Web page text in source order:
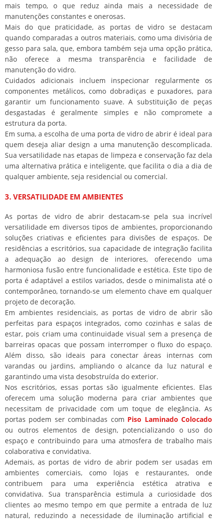
mais tempo, o que reduz ainda mais a necessidade de
manutenções constantes e onerosas.
Mais do que praticidade, as portas de vidro se destacam
quando comparadas a outros materiais, como uma divisória de
gesso para sala, que, embora também seja uma opção prática,
não oferece a mesma transparência e facilidade de
manutenção do vidro.
Cuidados adicionais incluem inspecionar regularmente os
componentes metálicos, como dobradiças e puxadores, para
garantir um funcionamento suave. A substituição de peças
desgastadas é geralmente simples e não compromete a
estrutura da porta.
Em suma, a escolha de uma porta de vidro de abrir é ideal para
quem deseja aliar design a uma manutenção descomplicada.
Sua versatilidade nas etapas de limpeza e conservação faz dela
uma alternativa prática e inteligente, que facilita o dia a dia de
qualquer ambiente, seja residencial ou comercial.
3. VERSATILIDADE EM AMBIENTES
As portas de vidro de abrir destacam-se pela sua incrível
versatilidade em diversos tipos de ambientes, proporcionando
soluções criativas e eficientes para divisões de espaços. De
residências a escritórios, sua capacidade de integração facilita
a adequação ao design de interiores, oferecendo uma
harmoniosa fusão entre funcionalidade e estética. Este tipo de
porta é adaptável a estilos variados, desde o minimalista até o
contemporâneo, tornando-se um elemento chave em qualquer
projeto de decoração.
Em ambientes residenciais, as portas de vidro de abrir são
perfeitas para espaços integrados, como cozinhas e salas de
estar, pois criam uma continuidade visual sem a presença de
barreiras opacas que possam interromper o fluxo do espaço.
Além disso, são ideais para conectar áreas internas com
varandas ou jardins, ampliando o alcance da luz natural e
garantindo uma vista desobstruída do exterior.
Nos escritórios, essas portas são igualmente eficientes. Elas
oferecem uma solução moderna para criar ambientes que
necessitam de privacidade com um toque de elegância. As
portas podem ser combinadas com Piso Laminado Colocado
ou outros elementos de design, potencializando o uso do
espaço e contribuindo para uma atmosfera de trabalho mais
colaborativa e convidativa.
Ademais, as portas de vidro de abrir podem ser usadas em
ambientes comerciais, como lojas e restaurantes, onde
contribuem para uma experiência estética atrativa e
convidativa. Sua transparência estimula a curiosidade dos
clientes ao mesmo tempo em que permite a entrada de luz
natural, reduzindo a necessidade de iluminação artificial e